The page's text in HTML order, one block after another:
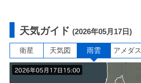
天気ガイド (2026年05月17日)
衛星 天気図 雨雲 アメダス